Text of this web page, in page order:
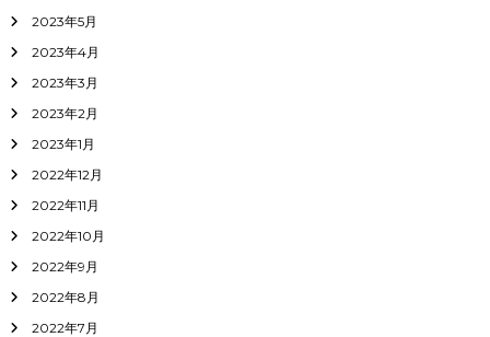
2023年5月
2023年4月
2023年3月
2023年2月
2023年1月
2022年12月
2022年11月
2022年10月
2022年9月
2022年8月
2022年7月